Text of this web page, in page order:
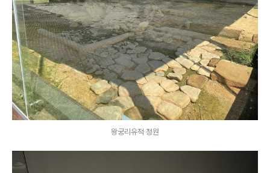
왕궁리유적 정원